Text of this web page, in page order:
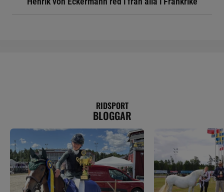
RIDSPORT
BLOGGAR